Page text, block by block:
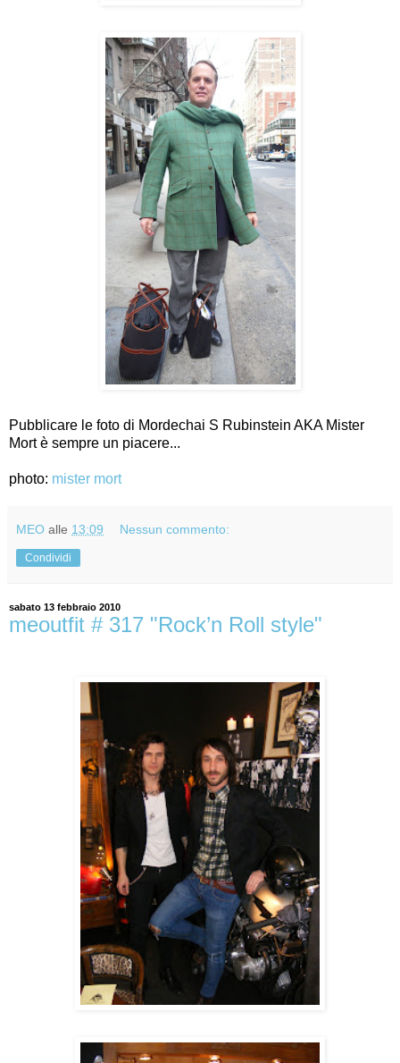
Pubblicare le foto di Mordechai S Rubinstein AKA Mister
Mort è sempre un piacere...
photo: mister mort
MEO alle 13:09 Nessun commento:
Condividi
sabato 13 febbraio 2010
meoutfit # 317 "Rock’n Roll style"